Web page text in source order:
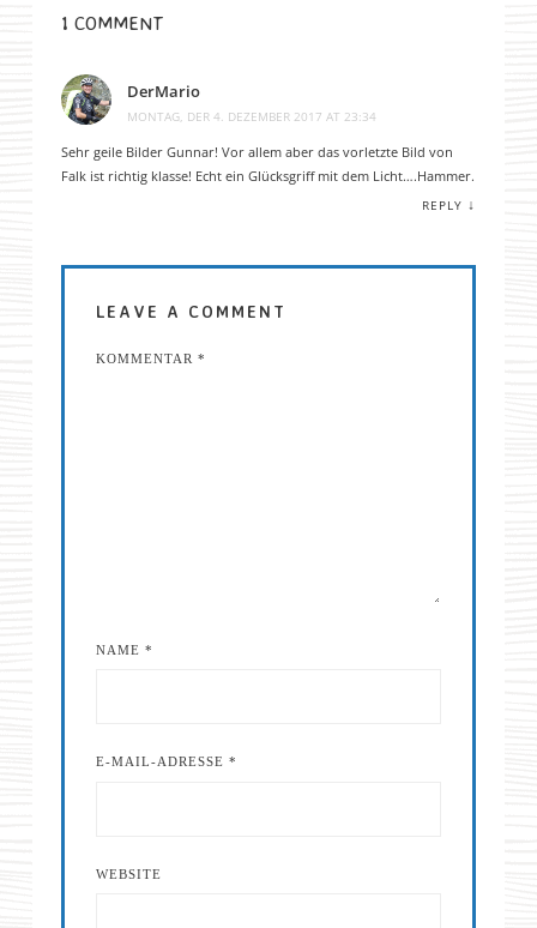
1 COMMENT
DerMario
MONTAG, DER 4. DEZEMBER 2017 AT 23:34
Sehr geile Bilder Gunnar! Vor allem aber das vorletzte Bild von
Falk ist richtig klasse! Echt ein Glücksgriff mit dem Licht….Hammer.
REPLY ↓
LEAVE A COMMENT
KOMMENTAR *
NAME *
E-MAIL-ADRESSE *
WEBSITE